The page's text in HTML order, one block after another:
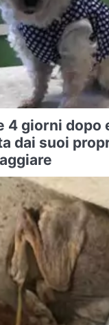
4 giorni dopo
dai suoi